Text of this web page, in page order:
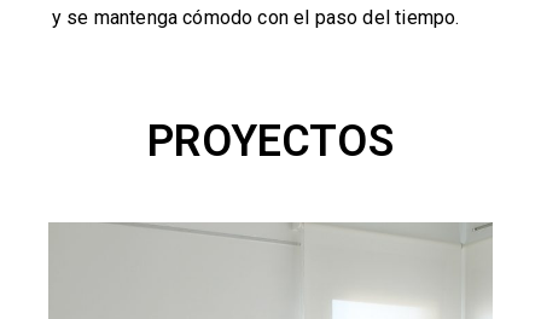
y se mantenga cómodo con el paso del tiempo.
PROYECTOS